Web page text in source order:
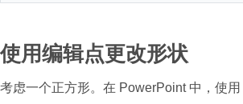
使用编辑点更改形状
考虑一个正方形。在 PowerPoint 中，使用